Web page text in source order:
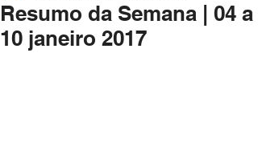
Resumo da Semana | 04 a
10 janeiro 2017